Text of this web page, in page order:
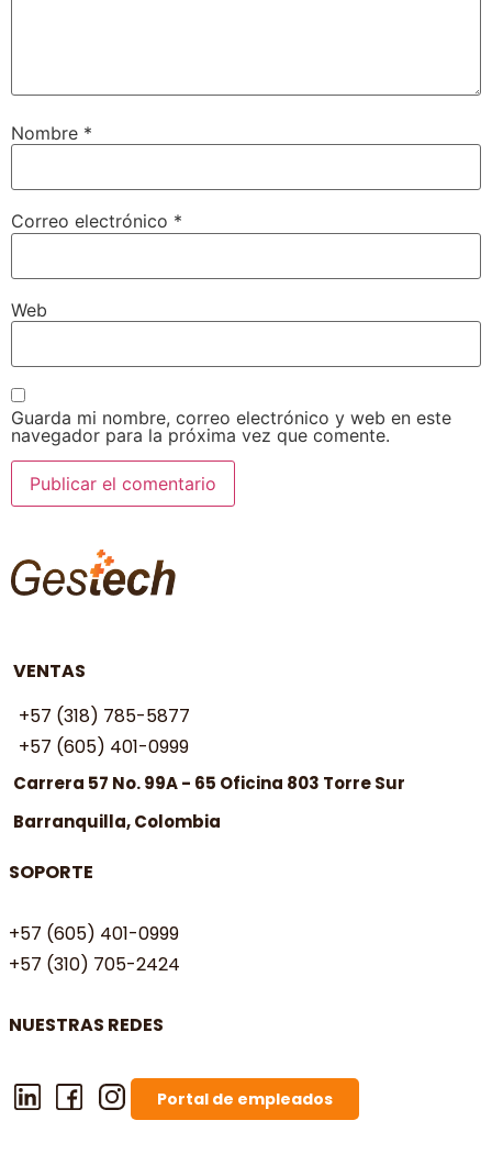
Nombre *
Correo electrónico *
Web
Guarda mi nombre, correo electrónico y web en este
navegador para la próxima vez que comente.
VENTAS
+57 (318) 785-5877
+57 (605) 401-0999
Carrera 57 No. 99A - 65 Oficina 803 Torre Sur
Barranquilla, Colombia
SOPORTE
+57 (605) 401-0999
+57 (310) 705-2424
NUESTRAS REDES
Portal de empleados